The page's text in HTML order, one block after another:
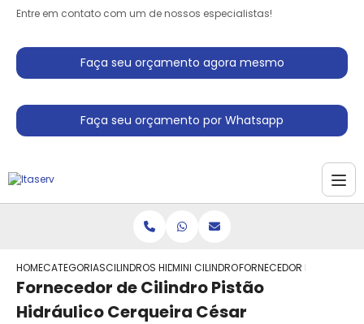
Entre em contato com um de nossos especialistas!
Faça seu orçamento agora mesmo
Faça seu orçamento por Whatsapp
HOMECATEGORIASCILINDROS HIDRAULICOMINI CILINDRO HIDRAULICO
FORNECEDOR DE
Fornecedor de Cilindro Pistão
Hidráulico Cerqueira César